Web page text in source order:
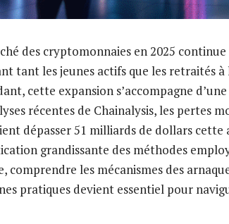
des cryptomonnaies en 2025
tant les jeunes actifs que les retraités
cette expansion s’accompagne
récentes de Chainalysis, les pertes
dépasser 51 milliards de dollars cette
grandissante des méthodes
comprendre les mécanismes des
pratiques devient essentiel pour